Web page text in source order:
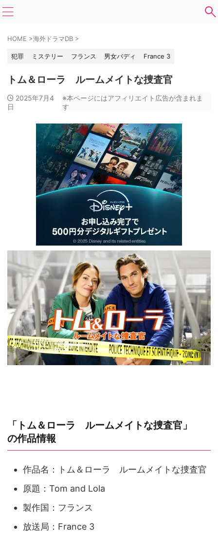
HOME >海外ドラマDB >
犯罪 ミステリー フランス 男女バディ France 3
トム＆ローラ ルームメイトな捜査官
2025年7月4
日
※本ページにはアフィリエイト広告が含まれま
す
「トム＆ローラ ルームメイトな捜査官」
の作品情報
作品名：トム＆ローラ ルームメイトな捜査官
原題：Tom and Lola
製作国：フランス
放送局：France 3